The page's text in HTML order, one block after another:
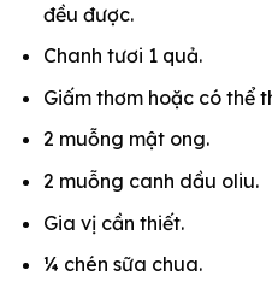
đều được.
Chanh tươi 1 quả.
Giấm thơm hoặc có thể
2 muỗng mật ong.
2 muỗng canh dầu oliu.
Gia vị cần thiết.
¼ chén sữa chua.